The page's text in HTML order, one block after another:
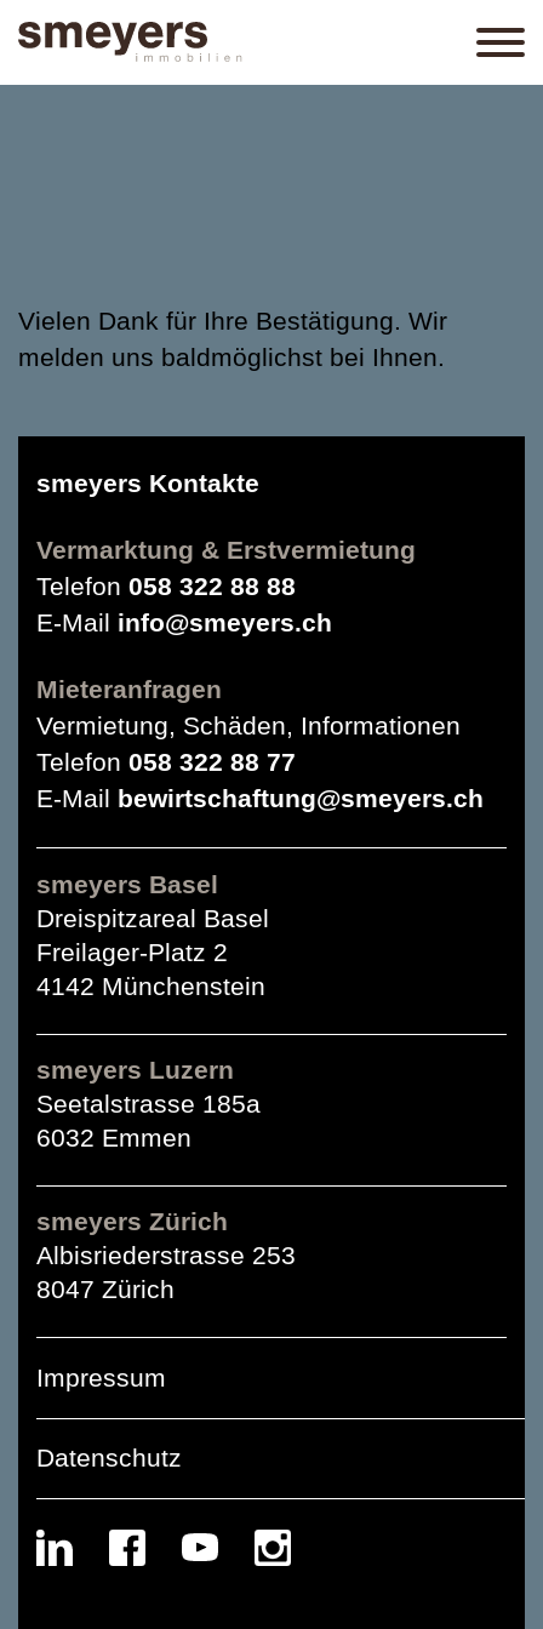
Vielen Dank für Ihre Bestätigung. Wir
melden uns baldmöglichst bei Ihnen.
smeyers Kontakte
Vermarktung & Erstvermietung
Telefon 058 322 88 88
E-Mail info@smeyers.ch
Mieteranfragen
Vermietung, Schäden, Informationen
Telefon 058 322 88 77
E-Mail bewirtschaftung@smeyers.ch
smeyers Basel
Dreispitzareal Basel
Freilager-Platz 2
4142 Münchenstein
smeyers Luzern
Seetalstrasse 185a
6032 Emmen
smeyers Zürich
Albisriederstrasse 253
8047 Zürich
Impressum
Datenschutz